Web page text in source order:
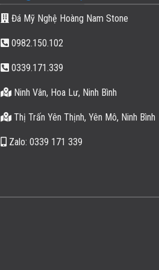
Đá Mỹ Nghệ Hoàng Nam Stone
0982.150.102
0339.171.339
Ninh Vân, Hoa Lư, Ninh Bình
Thị Trấn Yên Thịnh, Yên Mô, Ninh Bình
Zalo: 0339 171 339
Thợ làm kĩ lắp đặt cẩn thận, chất
làm. Chúc cơ sở luôn làm ăn phát
nhất định anh sẽ nhờ
Nguyễn Hoàng /Hà